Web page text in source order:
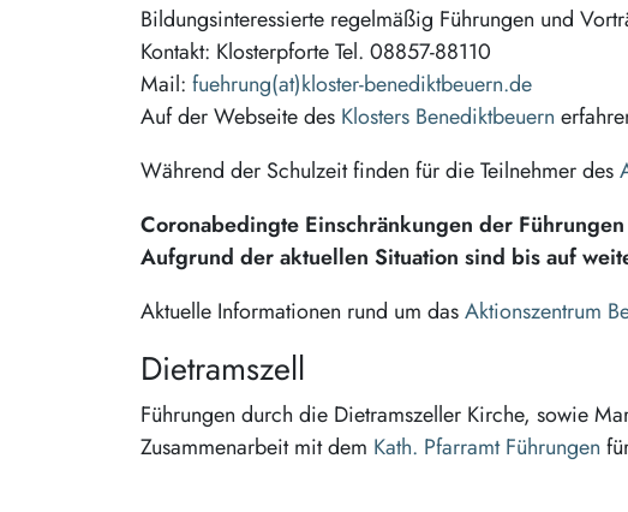
Bildungsinteressierte regelmäßig Führungen und
Kontakt: Klosterpforte Tel. 08857-88110
Mail: fuehrung(at)kloster-benediktbeuern.de
Auf der Webseite des Klosters Benediktbeuern
Während der Schulzeit finden für die Teilnehmer des
Coronabedingte Einschränkungen der Führungen
Aufgrund der aktuellen Situation sind bis auf
Aktuelle Informationen rund um dasAktionszentrum
Dietramszell
Führungen durch die Dietramszeller Kirche, sowie
Zusammenarbeit mit dem Kath. Pfarramt Führungen